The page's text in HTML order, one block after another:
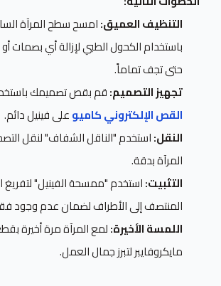
التنظيف العميق:امسح سطح المرآة
باستخدام الكحول الطبي لإزالة أي بصمات أو
حتى تجف تماماً.
تجهيز التصميم:قم بقص تصميمك
القص الإلكتروني كاميوعلى فينيل دائم.
النقل:استخدم "الناقل الشفاف" لنقل
المرآة بدقة.
التثبيت:استخدم "ممسحة الفينيل"
المنتصف إلى الأطراف لضمان عدم وجود
اللمسة الأخيرة:لمع المرآة مرة أخيرة
مايكروفايبر لتبرز جمال العمل.